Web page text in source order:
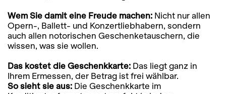
Wem Sie damit eine Freude machen: Nicht nur allen
Opern-, Ballett- und Konzertliebhabern, sondern
auch allen notorischen Geschenketauschern, die
wissen, was sie wollen.
Das kostet die Geschenkkarte: Das liegt ganz in
Ihrem Ermessen, der Betrag ist frei wählbar.
So sieht sie aus: Die Geschenkkarte im